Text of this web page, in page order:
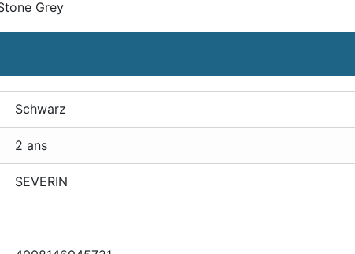
Grey
Schwarz
2 ans
SEVERIN